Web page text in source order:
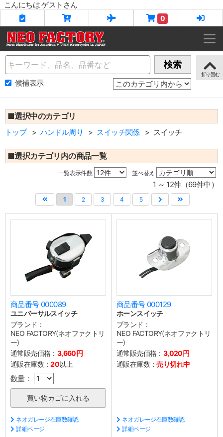
こんにちは ゲストさん
0
Name 検索
候補表示
■選択中のカテゴリ
トップ ハンドル周り スイッチ関係 スイッチ
■選択カテゴリ内の商品一覧
一覧表示件数 並べ替え
1 ～ 12件（69件中）
1 2 3 4 5
商品番号 000089
ユニバーサルスイッチ
ブランド：
NEO FACTORY(ネオファクトリ
ー)
通常販売価格： 3,660円
通販在庫数：20以上
数量：
ネオガレージ在庫数確認
詳細ページ
商品番号 000129
ホーンスイッチ
ブランド：
NEO FACTORY(ネオファクトリ
ー)
通常販売価格： 3,020円
通販在庫数：売り切れ中
ネオガレージ在庫数確認
詳細ページ